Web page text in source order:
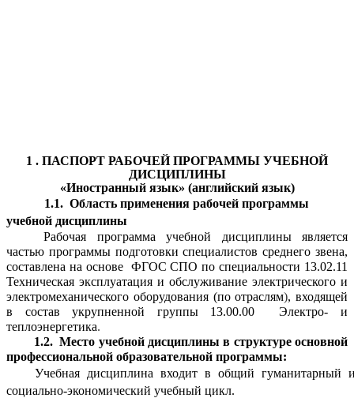
1 . ПАСПОРТ РАБОЧЕЙ ПРОГРАММЫ УЧЕБНОЙ
ДИСЦИПЛИНЫ
«Иностранный язык» (английский язык)
1.1. Область применения рабочей программы
учебной дисциплины
Рабочая программа учебной дисциплины является
частью программы подготовки специалистов среднего звена,
составлена на основе ФГОС СПО по специальности 13.02.11
Техническая эксплуатация и обслуживание электрического и
электромеханического оборудования (по отраслям), входящей
в состав укрупненной группы 13.00.00
Электро- и
теплоэнергетика.
1.2. Место учебной дисциплины в структуре основной
профессиональной образовательной программы:
Учебная дисциплина входит в общий гуманитарный
социально-экономический учебный цикл.